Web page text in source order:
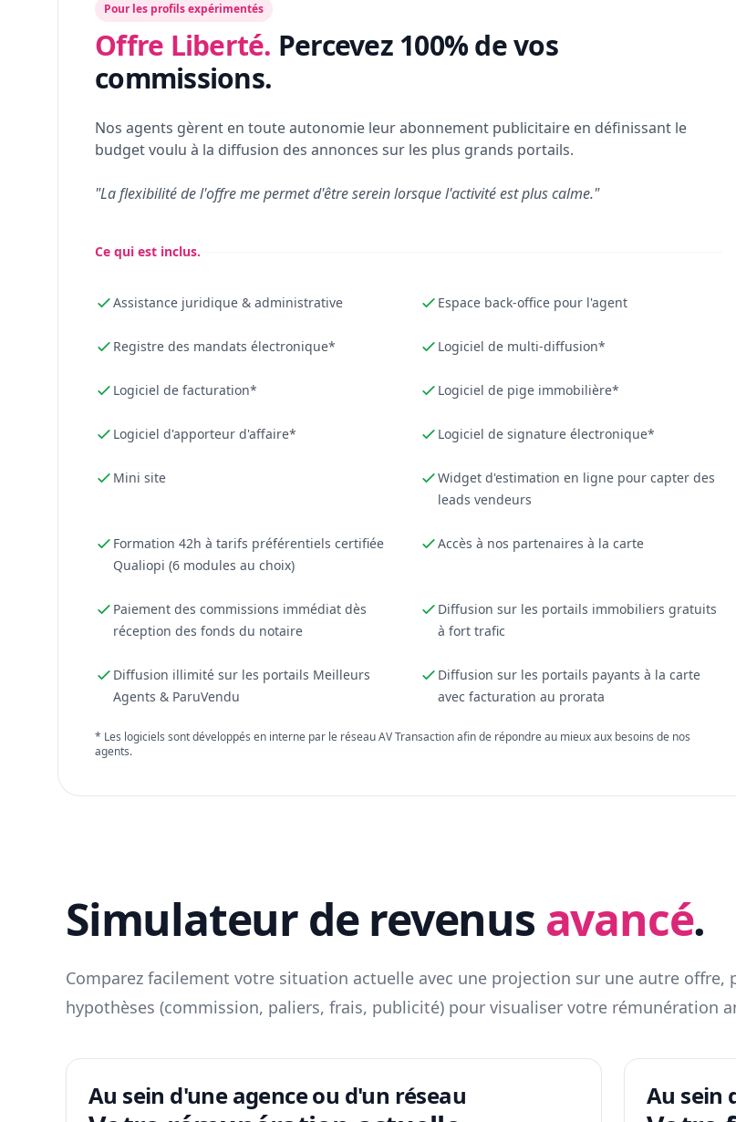
Pour les profils expérimentés
Offre Liberté. Percevez 100% de vos
commissions.
Nos agents gèrent en toute autonomie leur abonnement publicitaire en définissant le
budget voulu à la diffusion des annonces sur les plus grands portails.
"La flexibilité de l'offre me permet d'être serein lorsque l'activité est plus calme."
Ce qui est inclus.
Assistance juridique & administrative Espace back-office pour l'agent
Registre des mandats électronique* Logiciel de multi-diffusion*
Logiciel de facturation* Logiciel de pige immobilière*
Logiciel d'apporteur d'affaire* Logiciel de signature électronique*
Mini site
Widget d'estimation en ligne pour capter des
leads vendeurs
Formation 42h à tarifs préférentiels certifiée
Qualiopi (6 modules au choix)
Accès à nos partenaires à la carte
Paiement des commissions immédiat dès
réception des fonds du notaire
Diffusion sur les portails immobiliers gratuits
à fort trafic
Diffusion illimité sur les portails Meilleurs
Agents & ParuVendu
Diffusion sur les portails payants à la carte
avec facturation au prorata
* Les logiciels sont développés en interne par le réseau AV Transaction afin de répondre au mieux aux besoins de nos
agents.
Simulateur de revenus avancé.
Comparez facilement votre situation actuelle avec une projection sur une autre offre,
hypothèses (commission, paliers, frais, publicité) pour visualiser votre rémunération
Au sein d'une agence ou d'un réseau Au sein